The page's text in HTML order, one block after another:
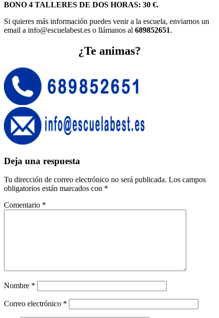
BONO 4 TALLERES DE DOS HORAS: 30 €.
Si quieres más información puedes venir a la escuela, enviarnos un
email a info@escuelabest.es o llámanos al 689852651.
¿Te animas?
Deja una respuesta
Tu dirección de correo electrónico no será publicada. Los campos
obligatorios están marcados con *
Comentario *
Nombre *
Correo electrónico *